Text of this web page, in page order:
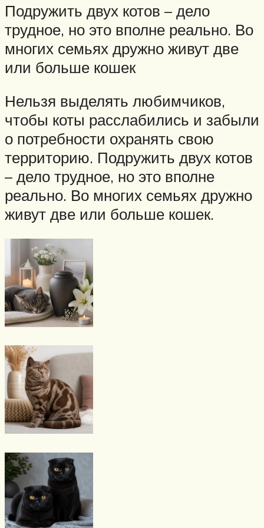
Подружить двух котов – дело
трудное, но это вполне реально. Во
многих семьях дружно живут две
или больше кошек
Нельзя выделять любимчиков,
чтобы коты расслабились и забыли
о потребности охранять свою
территорию. Подружить двух котов
– дело трудное, но это вполне
реально. Во многих семьях дружно
живут две или больше кошек.